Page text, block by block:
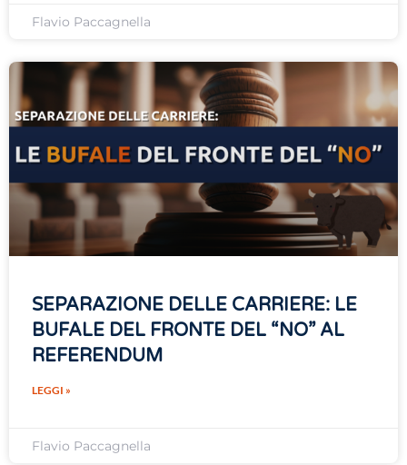
Flavio Paccagnella
SEPARAZIONE DELLE CARRIERE: LE
BUFALE DEL FRONTE DEL “NO” AL
REFERENDUM
LEGGI »
Flavio Paccagnella